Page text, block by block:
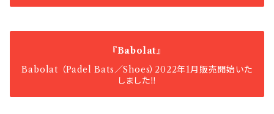
『Babolat』
Babolat （Padel Bats／Shoes）2022年1月販売開始いた
しました‼️